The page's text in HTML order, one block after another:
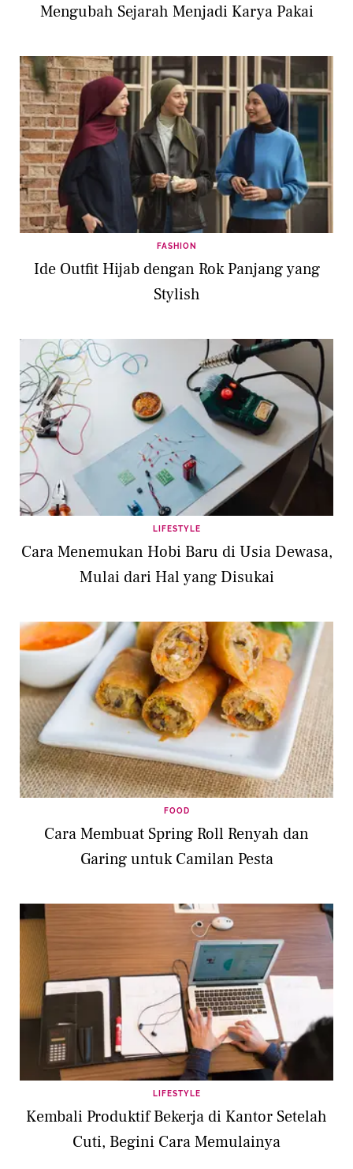
Mengubah Sejarah Menjadi Karya Pakai
FASHION
Ide Outfit Hijab dengan Rok Panjang yang
Stylish
LIFESTYLE
Cara Menemukan Hobi Baru di Usia Dewasa,
Mulai dari Hal yang Disukai
FOOD
Cara Membuat Spring Roll Renyah dan
Garing untuk Camilan Pesta
LIFESTYLE
Kembali Produktif Bekerja di Kantor Setelah
Cuti, Begini Cara Memulainya